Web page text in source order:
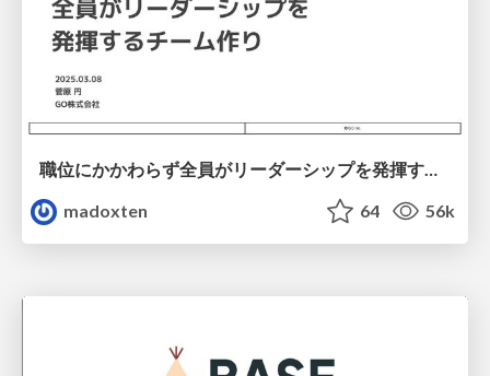
職位にかかわらず全員がリーダーシップを発揮するチーム作り / Building a team where everyone can demonstrate leadership regardless of position
madoxten
64 56k